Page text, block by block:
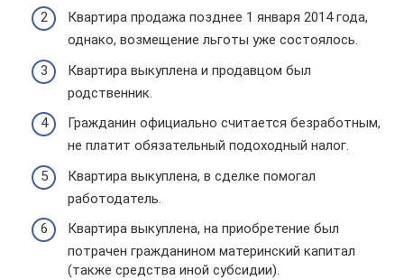
Квартира продажа позднее 1 января 2014 года,
однако, возмещение льготы уже состоялось.
Квартира выкуплена и продавцом был
родственник.
Гражданин официально считается безработным,
не платит обязательный подоходный налог.
Квартира выкуплена, в сделке помогал
работодатель.
Квартира выкуплена, на приобретение был
потрачен гражданином материнский капитал
(также средства иной субсидии).